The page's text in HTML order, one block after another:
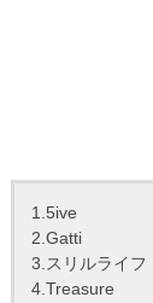
1.5ive
2.Gatti
3.スリルライフ
4.Treasure